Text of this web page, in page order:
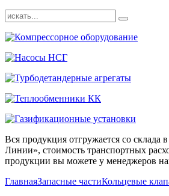
Вся продукция отгружается со
Линии», стоимость транспортных
продукции вы можете у менеджеров
ГлавнаяЗапасные частиКольцевые